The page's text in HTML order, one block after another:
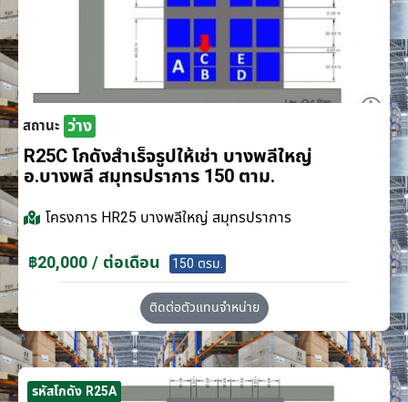
สถานะ ว่าง
R25C โกดังสำเร็จรูปให้เช่า บางพลีใหญ่
อ.บางพลี สมุทรปราการ 150 ตาม.
โครงการ HR25 บางพลีใหญ่ สมุทรปราการ
฿20,000 / ต่อเดือน 150 ตรม.
ติดต่อตัวแทนจำหน่าย
รหัสโกดัง R25A